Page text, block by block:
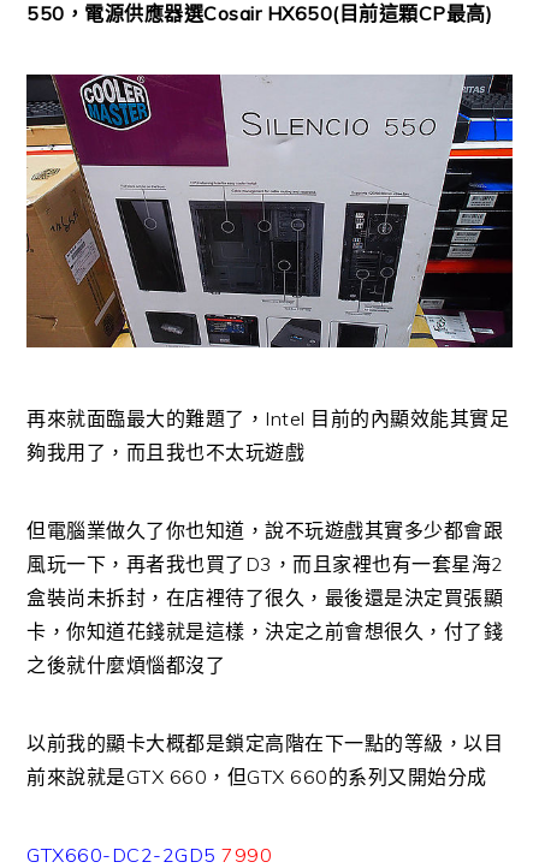
550，電源供應器選Cosair HX650(目前這顆CP最高)
再來就面臨最大的難題了，Intel 目前的內顯效能其實足
夠我用了，而且我也不太玩遊戲
但電腦業做久了你也知道，說不玩遊戲其實多少都會跟
風玩一下，再者我也買了D3，而且家裡也有一套星海2
盒裝尚未拆封，在店裡待了很久，最後還是決定買張顯
卡，你知道花錢就是這樣，決定之前會想很久，付了錢
之後就什麼煩惱都沒了
以前我的顯卡大概都是鎖定高階在下一點的等級，以目
前來說就是GTX 660，但GTX 660的系列又開始分成
GTX660-DC2-2GD57990